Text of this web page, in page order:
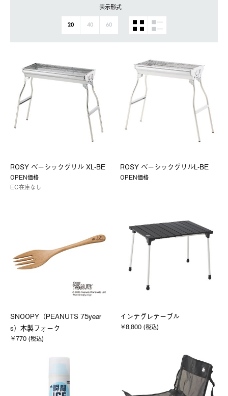
表示形式
20 40 60
ROSY ベーシックグリル XL-BE
OPEN価格
EC在庫なし
ROSY ベーシックグリルL-BE
OPEN価格
SNOOPY（PEANUTS 75year
s）木製フォーク
￥770 (税込)
インテグレテーブル
￥8,800 (税込)